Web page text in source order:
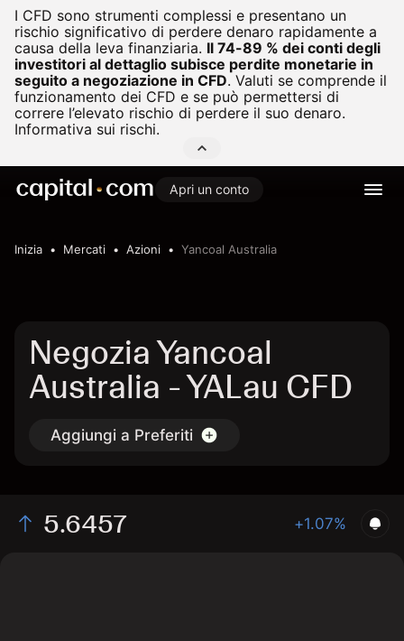
I CFD sono strumenti complessi e presentano un
rischio significativo di perdere denaro rapidamente a
causa della leva finanziaria. Il 74-89 % dei conti degli
investitori al dettaglio subisce perdite monetarie in
seguito a negoziazione in CFD. Valuti se comprende il
funzionamento dei CFD e se può permettersi di
correre l’elevato rischio di perdere il suo denaro.
Informativa sui rischi.
Apri un conto
Inizia Mercati Azioni Yancoal Australia
Negozia Yancoal
Australia - YALau CFD
Aggiungi a Preferiti
5.6457 +1.07%